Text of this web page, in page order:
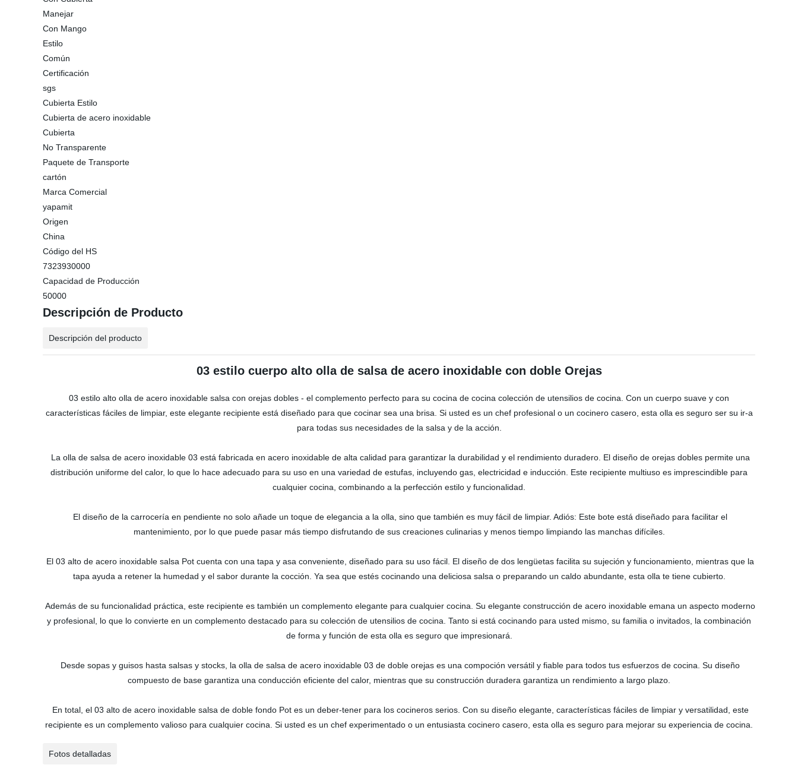
Manejar
Con Mango
Estilo
Común
Certificación
sgs
Cubierta Estilo
Cubierta de acero inoxidable
Cubierta
No Transparente
Paquete de Transporte
cartón
Marca Comercial
yapamit
Origen
China
Código del HS
7323930000
Capacidad de Producción
50000
Descripción de Producto
Descripción del producto
03 estilo cuerpo alto olla de salsa de acero inoxidable con doble Orejas
03 estilo alto olla de acero inoxidable salsa con orejas dobles - el complemento perfecto para su cocina de cocina colección de utensilios de cocina. Con un cuerpo suave y con
características fáciles de limpiar, este elegante recipiente está diseñado para que cocinar sea una brisa. Si usted es un chef profesional o un cocinero casero, esta olla es seguro ser su ir-a
para todas sus necesidades de la salsa y de la acción.
La olla de salsa de acero inoxidable 03 está fabricada en acero inoxidable de alta calidad para garantizar la durabilidad y el rendimiento duradero. El diseño de orejas dobles permite una
distribución uniforme del calor, lo que lo hace adecuado para su uso en una variedad de estufas, incluyendo gas, electricidad e inducción. Este recipiente multiuso es imprescindible para
cualquier cocina, combinando a la perfección estilo y funcionalidad.
El diseño de la carrocería en pendiente no solo añade un toque de elegancia a la olla, sino que también es muy fácil de limpiar. Adiós: Este bote está diseñado para facilitar el
mantenimiento, por lo que puede pasar más tiempo disfrutando de sus creaciones culinarias y menos tiempo limpiando las manchas difíciles.
El 03 alto de acero inoxidable salsa Pot cuenta con una tapa y asa conveniente, diseñado para su uso fácil. El diseño de dos lengüetas facilita su sujeción y funcionamiento, mientras que la
tapa ayuda a retener la humedad y el sabor durante la cocción. Ya sea que estés cocinando una deliciosa salsa o preparando un caldo abundante, esta olla te tiene cubierto.
Además de su funcionalidad práctica, este recipiente es también un complemento elegante para cualquier cocina. Su elegante construcción de acero inoxidable emana un aspecto moderno
y profesional, lo que lo convierte en un complemento destacado para su colección de utensilios de cocina. Tanto si está cocinando para usted mismo, su familia o invitados, la combinación
de forma y función de esta olla es seguro que impresionará.
Desde sopas y guisos hasta salsas y stocks, la olla de salsa de acero inoxidable 03 de doble orejas es una compoción versátil y fiable para todos tus esfuerzos de cocina. Su diseño
compuesto de base garantiza una conducción eficiente del calor, mientras que su construcción duradera garantiza un rendimiento a largo plazo.
En total, el 03 alto de acero inoxidable salsa de doble fondo Pot es un deber-tener para los cocineros serios. Con su diseño elegante, características fáciles de limpiar y versatilidad, este
recipiente es un complemento valioso para cualquier cocina. Si usted es un chef experimentado o un entusiasta cocinero casero, esta olla es seguro para mejorar su experiencia de cocina.
Fotos detalladas